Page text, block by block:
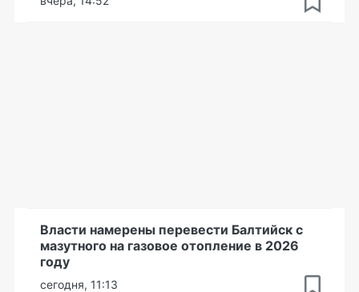
Власти намерены перевести Балтийск с
мазутного на газовое отопление в 2026
году
сегодня, 11:13